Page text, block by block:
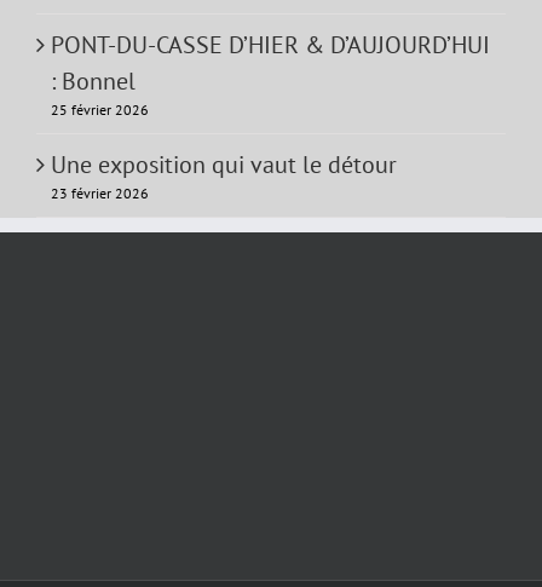
PONT-DU-CASSE D’HIER & D’AUJOURD’HUI
: Bonnel
25 février 2026
Une exposition qui vaut le détour
23 février 2026